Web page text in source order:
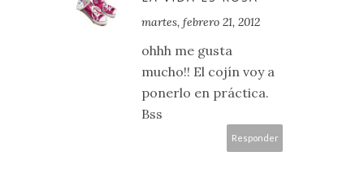
martes, febrero 21, 2012
ohhh me gusta
mucho!! El cojín voy a
ponerlo en práctica.
Bss
Responder